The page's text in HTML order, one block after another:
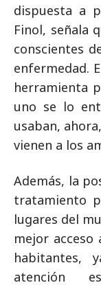
dispuesta a
Finol, señala
conscientes
enfermedad.
herramienta
uno se lo
usaban,
vienen a los
Además, la
tratamiento
lugares del
mejor acceso
habitantes,
atención